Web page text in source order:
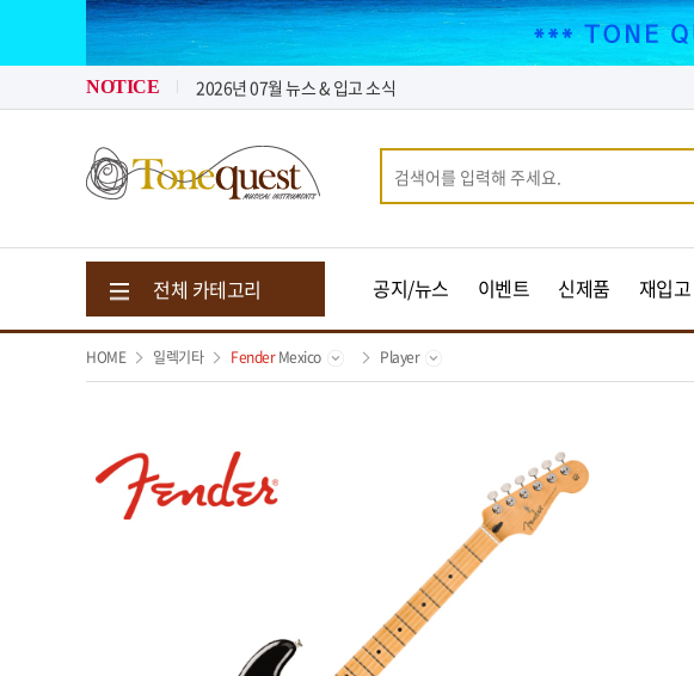
NOTICE
2026년 07월 뉴스 & 입고 소식
톤퀘스트가 "퀵 비용" 지원해 드립니다.
전체 카테고리 공지/뉴스 이벤트 신제품 재입고
HOME 일렉기타 FenderMexico Player